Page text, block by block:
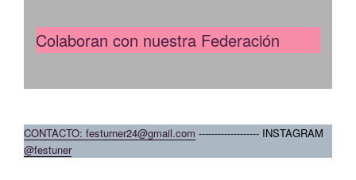
Colaboran con nuestra Federación
CONTACTO: festurner24@gmail.com ------------------- INSTAGRAM
@festuner